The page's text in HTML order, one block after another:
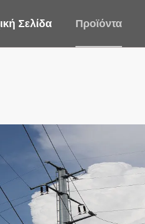
Σελίδα Προϊόντα